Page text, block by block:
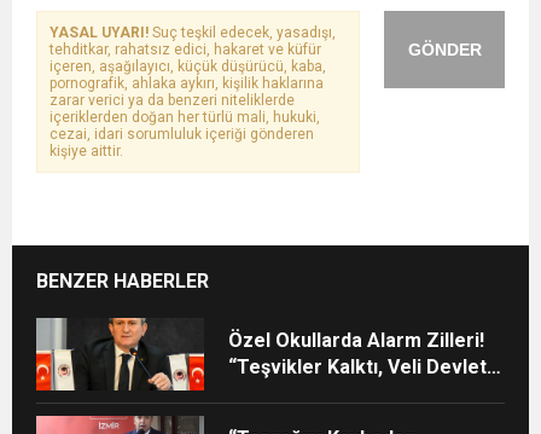
GÖNDER
YASAL UYARI! Suç teşkil edecek, yasadışı,
tehditkar, rahatsız edici, hakaret ve küfür
içeren, aşağılayıcı, küçük düşürücü, kaba,
pornografik, ahlaka aykırı, kişilik haklarına
zarar verici ya da benzeri niteliklerde
içeriklerden doğan her türlü mali, hukuki,
cezai, idari sorumluluk içeriği gönderen
kişiye aittir.
BENZER HABERLER
Özel Okullarda Alarm Zilleri!
“Teşvikler Kalktı, Veli Devlet